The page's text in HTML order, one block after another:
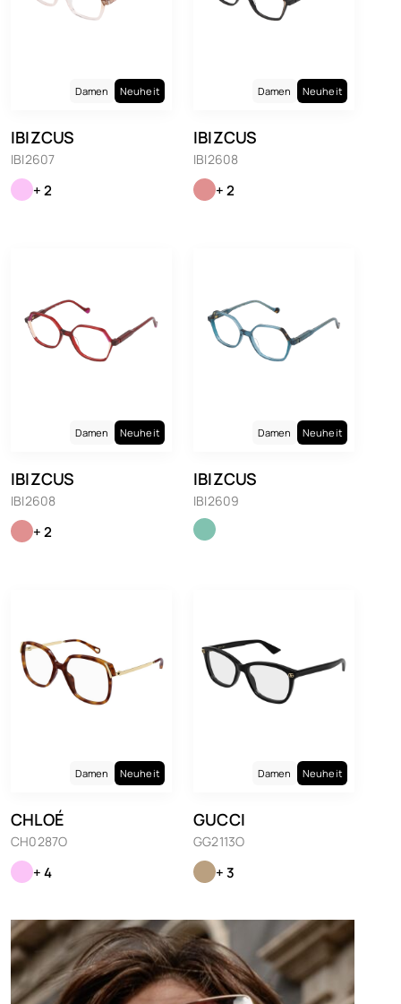
Damen Neuheit
IBIZCUS
IBI2607
+ 2
Damen Neuheit
IBIZCUS
IBI2608
+ 2
Damen Neuheit
IBIZCUS
IBI2608
+ 2
Damen Neuheit
IBIZCUS
IBI2609
Damen Neuheit
CHLOÉ
CH0287O
+ 4
Damen Neuheit
GUCCI
GG2113O
+ 3